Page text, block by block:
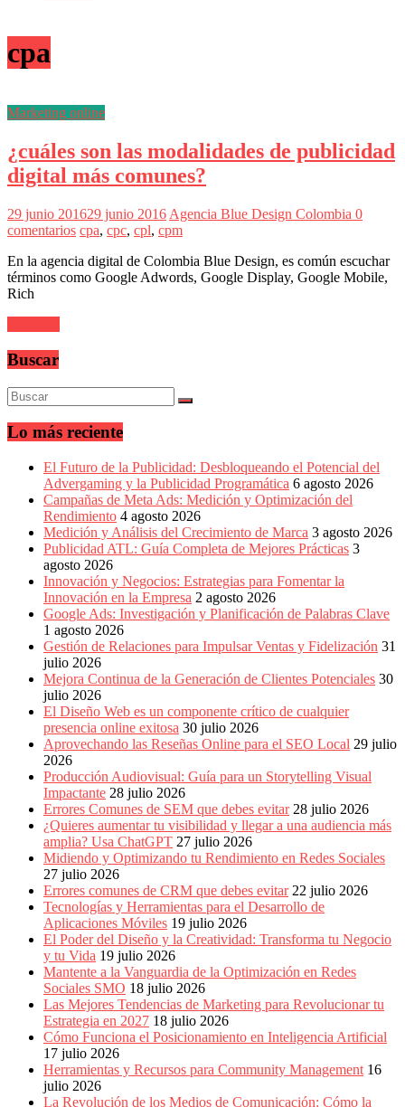
iBlue
Marketing
|
de
Publicidad,
y
Medios
de
Agencia
Blue
Colombia
y
sus
filiales
en
América
Latina
Una
mirada
estratégica
y
versátil
Marketing
LATAM
Bitácora
Mercadeo
Interactivo,
Medios,
Publicidad,
Marketing,
Campañas
Publicitarias,
Agencias,
Empresas,
Negocios,
Tendencias,
Trendings,
Dinero,
Economía,
Diseño
Móviles,
Estrategias
Digitales,
Estrategias
Publicitarias,
Alianzas,
Clientes,
Innovación,
Tecnología,
Noticias,
Artículos,
Gente,
Contenidos
Calidad,
cpa
Marketing online
¿cuáles son las modalidades de publicidad
digital más comunes?
29 junio 201629 junio 2016 Agencia Blue Design Colombia 0
comentarios cpa, cpc, cpl, cpm
En la agencia digital de Colombia Blue Design, es común escuchar
términos como Google Adwords, Google Display, Google Mobile,
Rich
Buscar
Lo más reciente
El Futuro de la Publicidad: Desbloqueando el Potencial del
Advergaming y la Publicidad Programática 6 agosto 2026
Campañas de Meta Ads: Medición y Optimización del
Rendimiento 4 agosto 2026
Medición y Análisis del Crecimiento de Marca 3 agosto 2026
Publicidad ATL: Guía Completa de Mejores Prácticas 3
agosto 2026
Innovación y Negocios: Estrategias para Fomentar la
Innovación en la Empresa 2 agosto 2026
Google Ads: Investigación y Planificación de Palabras Clave
1 agosto 2026
Gestión de Relaciones para Impulsar Ventas y Fidelización 31
julio 2026
Mejora Continua de la Generación de Clientes Potenciales 30
julio 2026
El Diseño Web es un componente crítico de cualquier
presencia online exitosa 30 julio 2026
Aprovechando las Reseñas Online para el SEO Local 29 julio
2026
Producción Audiovisual: Guía para un Storytelling Visual
Impactante 28 julio 2026
Errores Comunes de SEM que debes evitar 28 julio 2026
¿Quieres aumentar tu visibilidad y llegar a una audiencia más
amplia? Usa ChatGPT 27 julio 2026
Midiendo y Optimizando tu Rendimiento en Redes Sociales
27 julio 2026
Errores comunes de CRM que debes evitar 22 julio 2026
Tecnologías y Herramientas para el Desarrollo de
Aplicaciones Móviles 19 julio 2026
El Poder del Diseño y la Creatividad: Transforma tu Negocio
y tu Vida 19 julio 2026
Mantente a la Vanguardia de la Optimización en Redes
Sociales SMO 18 julio 2026
Las Mejores Tendencias de Marketing para Revolucionar tu
Estrategia en 2027 18 julio 2026
Cómo Funciona el Posicionamiento en Inteligencia Artificial
17 julio 2026
Herramientas y Recursos para Community Management 16
julio 2026
La Revolución de los Medios de Comunicación: Cómo la